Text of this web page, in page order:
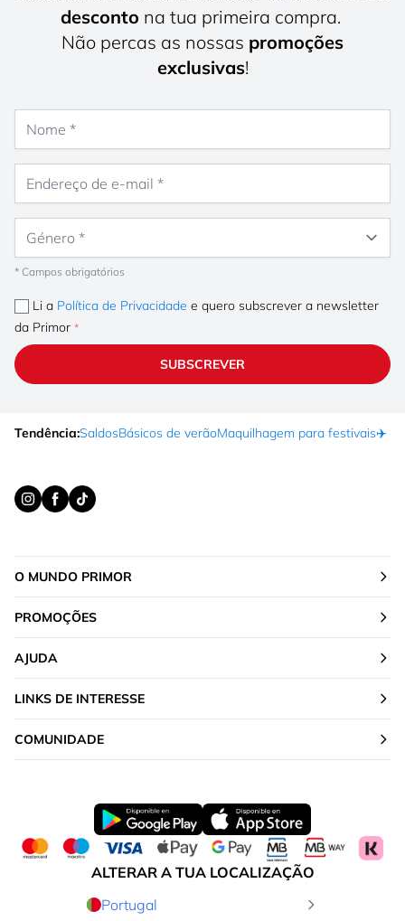
desconto na tua primeira compra.
Não percas as nossas promoções
exclusivas!
* Campos obrigatórios
Li a Política de Privacidade e quero subscrever a newsletter
da Primor
SUBSCREVER
Tendência:SaldosBásicos de verãoMaquilhagem para festivais✈️
O MUNDO PRIMOR
PROMOÇÕES
AJUDA
LINKS DE INTERESSE
COMUNIDADE
ALTERAR A TUA LOCALIZAÇÃO
Portugal